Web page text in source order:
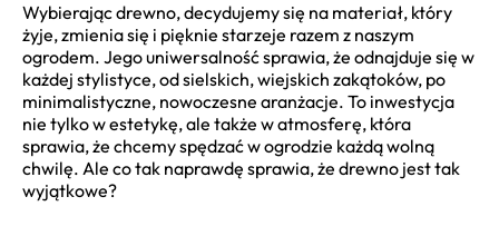
Wybierając drewno, decydujemy się na materiał, który
żyje, zmienia się i pięknie starzeje razem z naszym
ogrodem. Jego uniwersalność sprawia, że odnajduje się w
każdej stylistyce, od sielskich, wiejskich zakątoków, po
minimalistyczne, nowoczesne aranżacje. To inwestycja
nie tylko w estetykę, ale także w atmosferę, która
sprawia, że chcemy spędzać w ogrodzie każdą wolną
chwilę. Ale co tak naprawdę sprawia, że drewno jest tak
wyjątkowe?